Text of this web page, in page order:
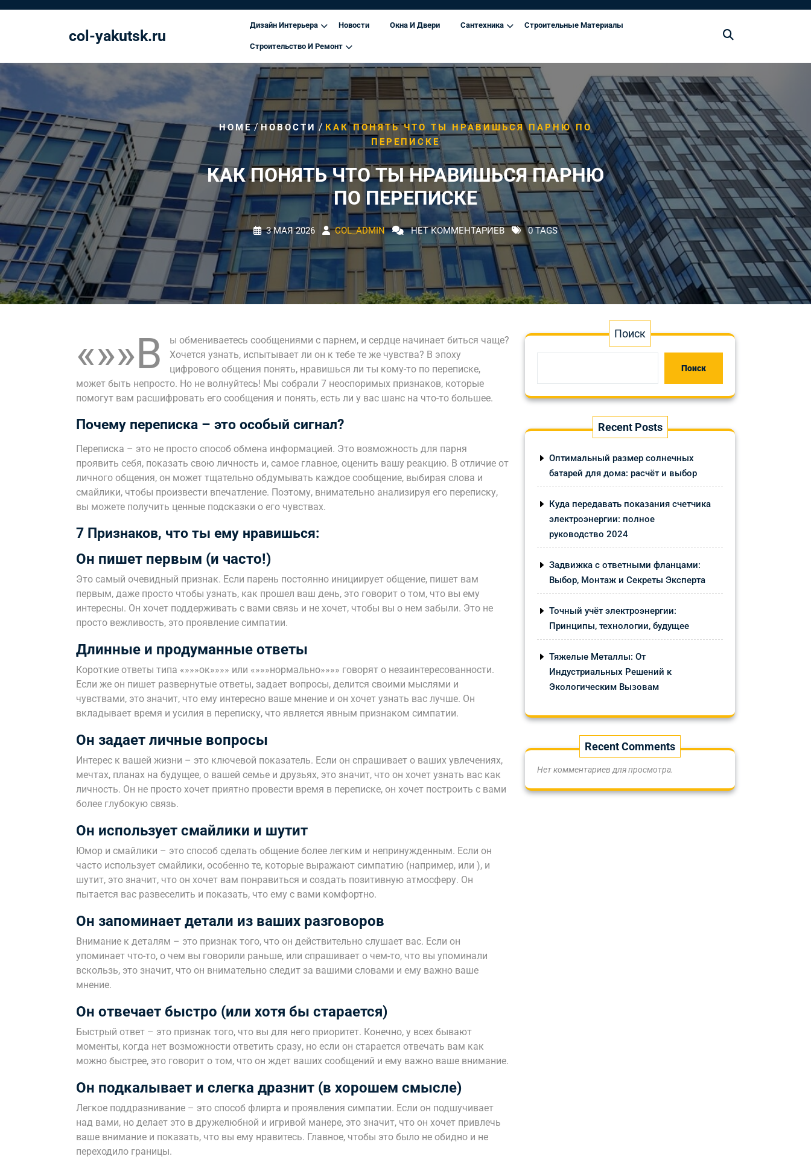
col-yakutsk.ru
Дизайн Интерьера Новости Окна И Двери Сантехника Строительные Материалы
Строительство И Ремонт
HOME/НОВОСТИ / КАК ПОНЯТЬ ЧТО ТЫ НРАВИШЬСЯ ПАРНЮ ПО
ПЕРЕПИСКЕ
КАК ПОНЯТЬ ЧТО ТЫ НРАВИШЬСЯ ПАРНЮ
ПО ПЕРЕПИСКЕ
3 МАЯ 2026 COL_ADMIN НЕТ КОММЕНТАРИЕВ 0 TAGS
«»»В
ы обмениваетесь сообщениями с парнем, и сердце начинает биться чаще?
Хочется узнать, испытывает ли он к тебе те же чувства? В эпоху
цифрового общения понять, нравишься ли ты кому-то по переписке,
может быть непросто. Но не волнуйтесь! Мы собрали 7 неоспоримых признаков, которые
помогут вам расшифровать его сообщения и понять, есть ли у вас шанс на что-то большее.
Почему переписка – это особый сигнал?
Переписка – это не просто способ обмена информацией. Это возможность для парня
проявить себя, показать свою личность и, самое главное, оценить вашу реакцию. В отличие от
личного общения, он может тщательно обдумывать каждое сообщение, выбирая слова и
смайлики, чтобы произвести впечатление. Поэтому, внимательно анализируя его переписку,
вы можете получить ценные подсказки о его чувствах.
7 Признаков, что ты ему нравишься:
Он пишет первым (и часто!)
Это самый очевидный признак. Если парень постоянно инициирует общение, пишет вам
первым, даже просто чтобы узнать, как прошел ваш день, это говорит о том, что вы ему
интересны. Он хочет поддерживать с вами связь и не хочет, чтобы вы о нем забыли. Это не
просто вежливость, это проявление симпатии.
Длинные и продуманные ответы
Короткие ответы типа «»»»ок»»»» или «»»»нормально»»»» говорят о незаинтересованности.
Если же он пишет развернутые ответы, задает вопросы, делится своими мыслями и
чувствами, это значит, что ему интересно ваше мнение и он хочет узнать вас лучше. Он
вкладывает время и усилия в переписку, что является явным признаком симпатии.
Он задает личные вопросы
Интерес к вашей жизни – это ключевой показатель. Если он спрашивает о ваших увлечениях,
мечтах, планах на будущее, о вашей семье и друзьях, это значит, что он хочет узнать вас как
личность. Он не просто хочет приятно провести время в переписке, он хочет построить с вами
более глубокую связь.
Он использует смайлики и шутит
Юмор и смайлики – это способ сделать общение более легким и непринужденным. Если он
часто использует смайлики, особенно те, которые выражают симпатию (например, или ), и
шутит, это значит, что он хочет вам понравиться и создать позитивную атмосферу. Он
пытается вас развеселить и показать, что ему с вами комфортно.
Он запоминает детали из ваших разговоров
Внимание к деталям – это признак того, что он действительно слушает вас. Если он
упоминает что-то, о чем вы говорили раньше, или спрашивает о чем-то, что вы упоминали
вскользь, это значит, что он внимательно следит за вашими словами и ему важно ваше
мнение.
Он отвечает быстро (или хотя бы старается)
Быстрый ответ – это признак того, что вы для него приоритет. Конечно, у всех бывают
моменты, когда нет возможности ответить сразу, но если он старается отвечать вам как
можно быстрее, это говорит о том, что он ждет ваших сообщений и ему важно ваше внимание.
Он подкалывает и слегка дразнит (в хорошем смысле)
Легкое поддразнивание – это способ флирта и проявления симпатии. Если он подшучивает
над вами, но делает это в дружелюбной и игривой манере, это значит, что он хочет привлечь
ваше внимание и показать, что вы ему нравитесь. Главное, чтобы это было не обидно и не
переходило границы.
Поиск
Поиск
Recent Posts
Оптимальный размер солнечных
батарей для дома: расчёт и выбор
Куда передавать показания счетчика
электроэнергии: полное
руководство 2024
Задвижка с ответными фланцами:
Выбор, Монтаж и Секреты Эксперта
Точный учёт электроэнергии:
Принципы, технологии, будущее
Тяжелые Металлы: От
Индустриальных Решений к
Экологическим Вызовам
Recent Comments
Нет комментариев для просмотра.